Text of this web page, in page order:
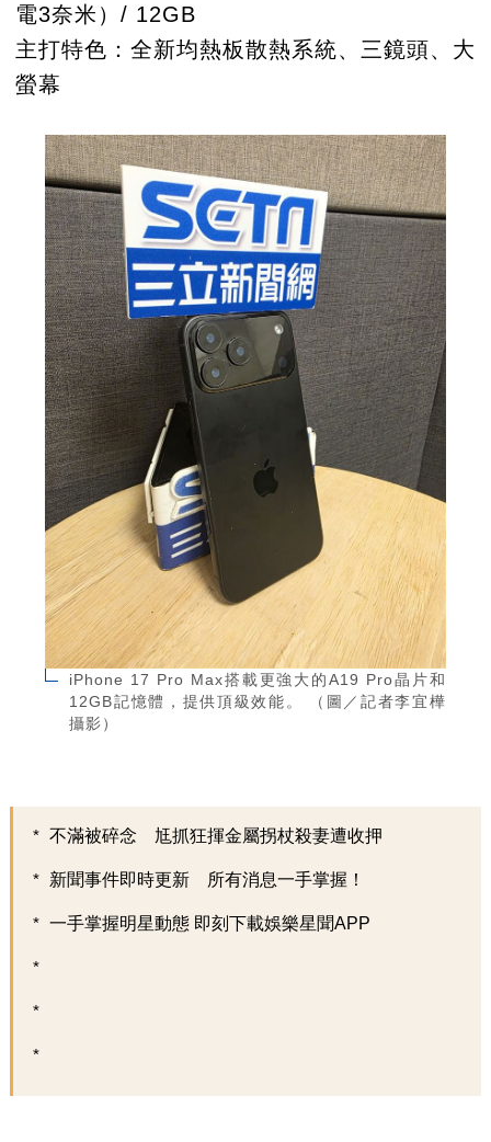
電3奈米）/ 12GB
主打特色：全新均熱板散熱系統、三鏡頭、大
螢幕
iPhone 17 Pro Max搭載更強大的A19 Pro晶片和
12GB記憶體，提供頂級效能。 （圖／記者李宜樺
攝影）
不滿被碎念 尪抓狂揮金屬拐杖殺妻遭收押
新聞事件即時更新 所有消息一手掌握！
一手掌握明星動態 即刻下載娛樂星聞APP